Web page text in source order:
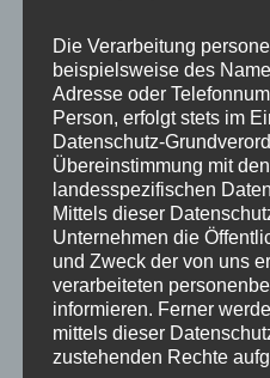
MP Mario Porten
Beratung
Training
Die Verarbeitung
beispielsweise des
Adresse oder
Person, erfolgt stets im
Datenschutz-
Übereinstimmung mit
landesspezifischen
Mittels dieser
Unternehmen die
und Zweck der von uns
verarbeiteten
informieren. Ferner
mittels dieser
zustehenden Rechte